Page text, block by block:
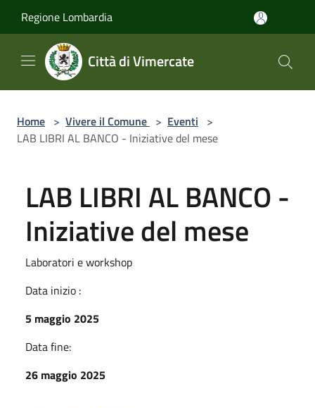
Regione Lombardia
Città di Vimercate
Home > Vivere il Comune > Eventi >
LAB LIBRI AL BANCO - Iniziative del mese
LAB LIBRI AL BANCO -
Iniziative del mese
Laboratori e workshop
Data inizio :
5 maggio 2025
Data fine:
26 maggio 2025